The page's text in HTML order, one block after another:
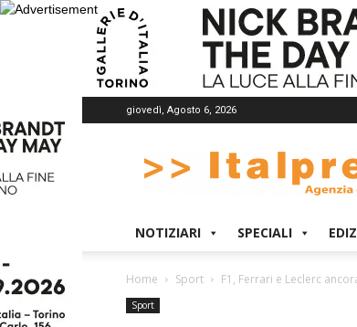
giovedì, Agosto 6, 2026
NOTIZIARI SPECIALI
Home Sport F1, Ferrari e Leclerc
Sport